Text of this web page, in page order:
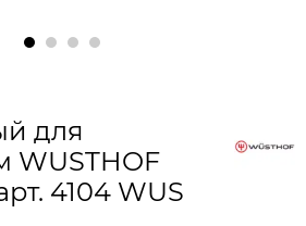
для
WUSTHOF
4104 WUS